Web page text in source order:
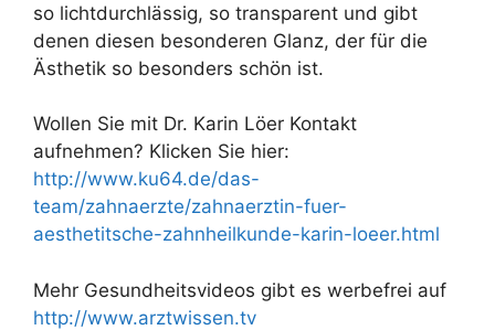
so lichtdurchlässig, so transparent und gibt
denen diesen besonderen Glanz, der für die
Ästhetik so besonders schön ist.
Wollen Sie mit Dr. Karin Löer Kontakt
aufnehmen? Klicken Sie hier:
http://www.ku64.de/das-
team/zahnaerzte/zahnaerztin-fuer-
aesthetitsche-zahnheilkunde-karin-loeer.html
Mehr Gesundheitsvideos gibt es werbefrei auf
http://www.arztwissen.tv